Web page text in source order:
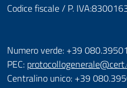
Codice fiscale / P.
Numero verde: +39
PEC:
Centralino unico: +39